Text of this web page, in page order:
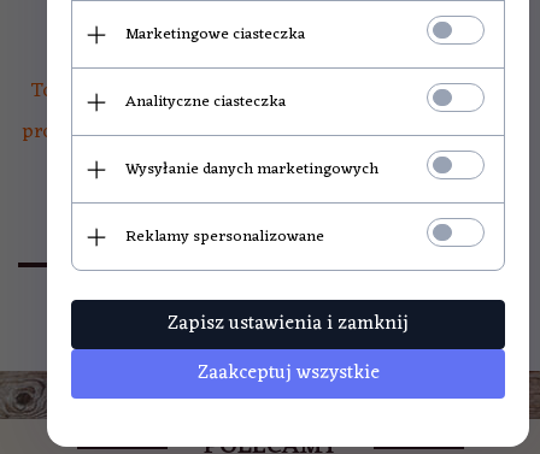
Towar prezentowany jest fabrycznie nowy. Do każdego
produktu dołączony jest paragon fiskalny lub na żądanie
- faktura VAT.
OPINIE KLIENTÓW
Marketingowe ciasteczka
Analityczne ciasteczka
Wysyłanie danych marketingowych
Reklamy spersonalizowane
Zapisz ustawienia i zamknij
Zaakceptuj wszystkie